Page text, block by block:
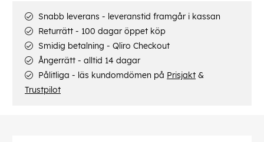
Snabb leverans - leveranstid framgår i kassan
Returrätt - 100 dagar öppet köp
Smidig betalning - Qliro Checkout
Ångerrätt - alltid 14 dagar
Pålitliga - läs kundomdömen på Prisjakt &
Trustpilot